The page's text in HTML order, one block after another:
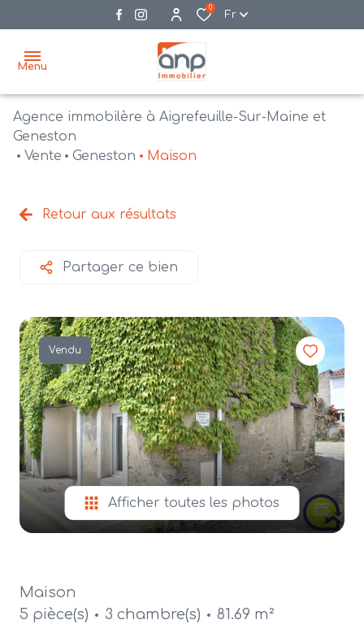
0
Fr
Menu
accueil
vente
agences
estimation
alerte
e-
mail
contact
Agence immobilère à Aigrefeuille-Sur-Maine et
Geneston
Vente
Geneston Maison
Retour aux résultats
Partager ce bien
Vendu
Afficher toutes les photos
Maison
5 pièce(s)
3 chambre(s) 81.69 m²